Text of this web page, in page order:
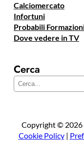
Calciomercato
Infortuni
Probabili
Dove vedere in TV
Cerca
Copyright © 2026
Cookie Policy|